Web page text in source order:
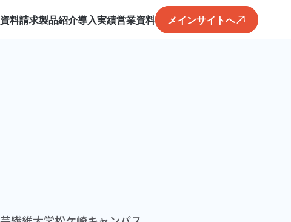
資料請求製品紹介導入実績営業資料 メインサイトへ